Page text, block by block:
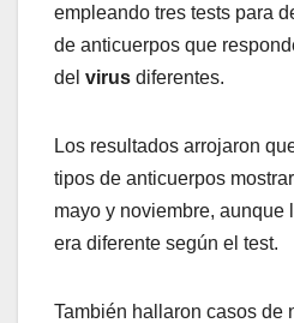
empleando tres tests para
de anticuerpos que
del virus diferentes.
Los resultados arrojaron
tipos de anticuerpos
mayo y noviembre, aunque
era diferente según el test.
También hallaron casos de